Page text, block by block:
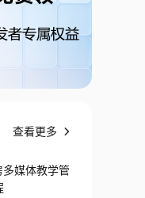
查看更多
媒体教学管